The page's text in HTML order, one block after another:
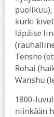
puolikuu),
kurki
läpäise
Tensho
Rohai
Wanshu
1800-
niinkään